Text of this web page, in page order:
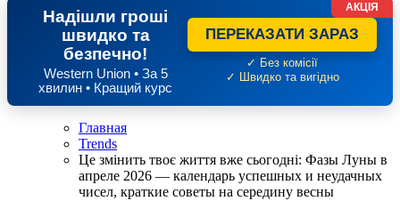
Надішли гроші
швидко та
безпечно!
Western Union • За 5
хвилин • Кращий курс
ПЕРЕКАЗАТИ ЗАРАЗ
✓ Без комісії
✓ Швидко та вигідно
АКЦІЯ
Главная
Trends
Це змінить твоє життя вже сьогодні: Фазы Луны в
апреле 2026 — календарь успешных и неудачных
чисел, краткие советы на середину весны